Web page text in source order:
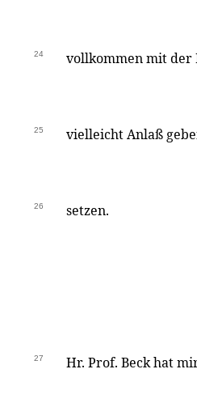
24 vollkommen mit der
25 vielleicht Anlaß
26 setzen.
27 Hr. Prof. Beck hat